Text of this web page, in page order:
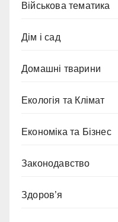
Військова тематика
Дім і сад
Домашні тварини
Екологія та Клімат
Економіка та Бізнес
Законодавство
Здоров’я